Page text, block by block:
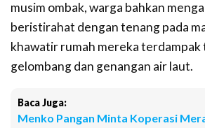
musim ombak, warga bahkan
beristirahat dengan tenang pada
khawatir rumah mereka terdampak
gelombang dan genangan air laut.
Baca Juga:
Menko Pangan Minta Koperasi